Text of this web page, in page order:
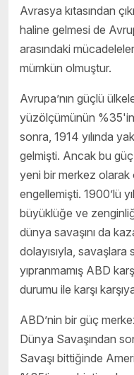
Avrasya kıtasından
haline gelmesi de
arasındaki
mümkün olmuştur.
Avrupa’nın güçlü
yüzölçümünün
sonra, 1914 yılında
gelmişti. Ancak bu
yeni bir merkez olarak
engellemişti. 1900’lü
büyüklüğe ve
dünya savaşını da
dolayısıyla,
yıpranmamış ABD
durumu ile karşı
ABD’nin bir güç
Dünya Savaşından
Savaşı bittiğinde